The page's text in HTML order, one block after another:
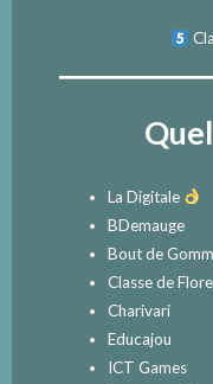
La Digitale
BDemauge
Bout de
Classe de
Charivari
Educajou
ICT Games